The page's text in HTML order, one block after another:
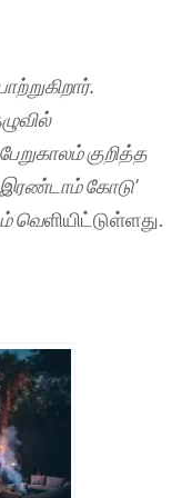
குறித்த
இரண்டாம் கோடு’
வெளியிட்டுள்ளது.